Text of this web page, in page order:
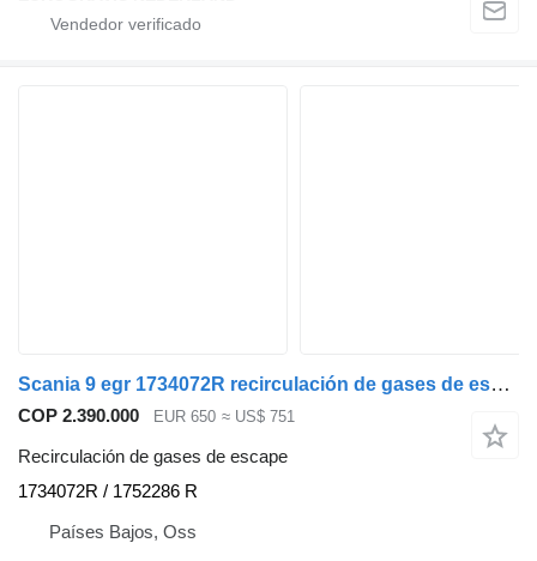
Scania 9 egr 1734072R recirculación de gases de escape para Scania cabeza tractora
COP 2.390.000 EUR 650 ≈ US$ 751
Recirculación de gases de escape
1734072R / 1752286 R
Países Bajos, Oss